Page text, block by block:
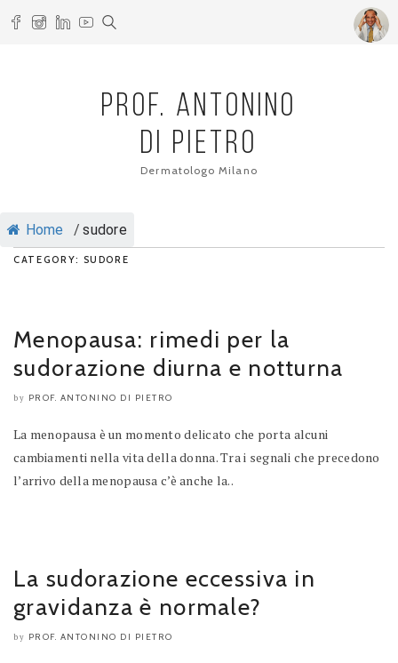
PROF. ANTONINO
DI PIETRO
Dermatologo Milano
Home / sudore
CATEGORY: SUDORE
Menopausa: rimedi per la
sudorazione diurna e notturna
by PROF. ANTONINO DI PIETRO
La menopausa è un momento delicato che porta alcuni
cambiamenti nella vita della donna. Tra i segnali che precedono
l’arrivo della menopausa c’è anche la..
La sudorazione eccessiva in
gravidanza è normale?
by PROF. ANTONINO DI PIETRO